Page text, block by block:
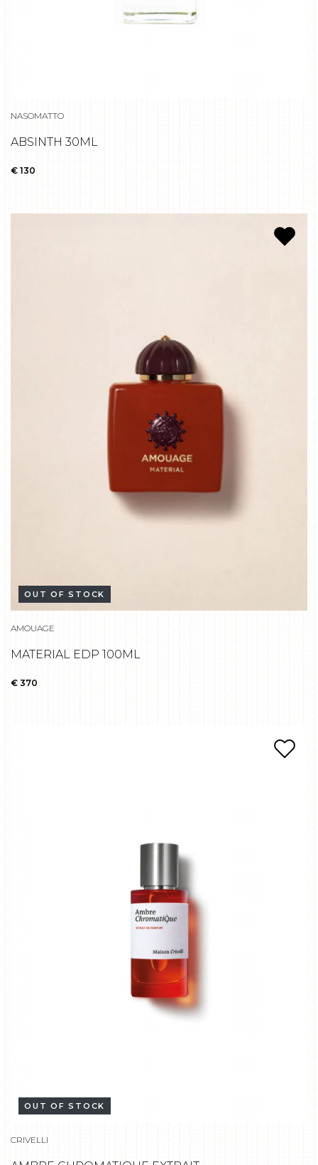
NASOMATTO
ABSINTH 30ML
€ 130
OUT OF STOCK
AMOUAGE
MATERIAL EDP 100ML
€ 370
OUT OF STOCK
CRIVELLI